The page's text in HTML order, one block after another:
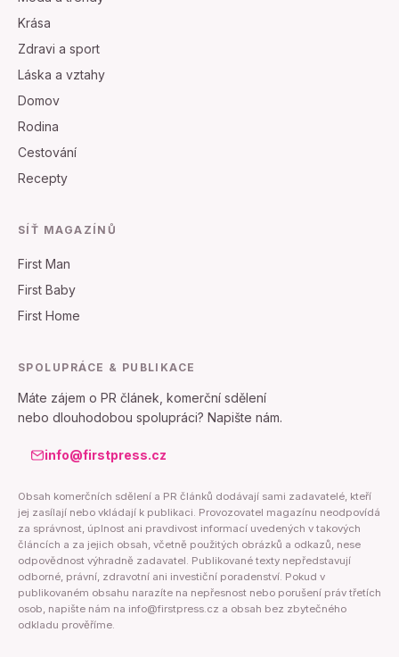
Krása
Zdravi a sport
Láska a vztahy
Domov
Rodina
Cestování
Recepty
SÍŤ MAGAZÍNŮ
First Man
First Baby
First Home
SPOLUPRÁCE & PUBLIKACE
Máte zájem o PR článek, komerční sdělení
nebo dlouhodobou spolupráci? Napište nám.
info@firstpress.cz
Obsah komerčních sdělení a PR článků dodávají sami zadavatelé, kteří
jej zasílají nebo vkládají k publikaci. Provozovatel magazínu neodpovídá
za správnost, úplnost ani pravdivost informací uvedených v takových
článcích a za jejich obsah, včetně použitých obrázků a odkazů, nese
odpovědnost výhradně zadavatel. Publikované texty nepředstavují
odborné, právní, zdravotní ani investiční poradenství. Pokud v
publikovaném obsahu narazíte na nepřesnost nebo porušení práv třetích
osob, napište nám na info@firstpress.cz a obsah bez zbytečného
odkladu prověříme.